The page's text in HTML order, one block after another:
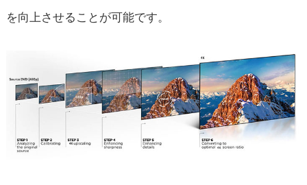
を向上させることが可能です。